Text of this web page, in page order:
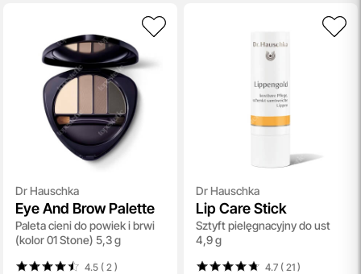
Dr Hauschka
Eye And Brow Palette
Paleta cieni do powiek i brwi
(kolor 01 Stone) 5,3 g
4.5 ( 2 )
Dr Hauschka
Lip Care Stick
Sztyft pielęgnacyjny do ust
4,9 g
4.7 ( 21)